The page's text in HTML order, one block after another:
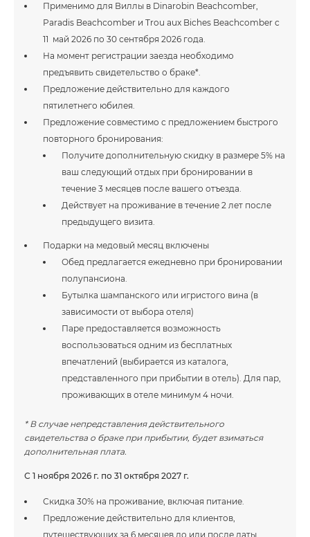
Применимо для Виллы в Dinarobin Beachcomber,
Paradis Beachcomber и Trou aux Biches Beachcomber с
11 май 2026 по 30 сентября 2026 года.
На момент регистрации заезда необходимо
предъявить свидетельство о браке*.
Предложение действительно для каждого
пятилетнего юбилея.
Предложение совместимо с предложением быстрого
повторного бронирования:
Получите дополнительную скидку в размере 5% на
ваш следующий отдых при бронировании в
течение 3 месяцев после вашего отъезда.
Действует на проживание в течение 2 лет после
предыдущего визита.
Подарки на медовый месяц включены
Обед предлагается ежедневно при бронировании
полупансиона.
Бутылка шампанского или игристого вина (в
зависимости от выбора отеля)
Паре предоставляется возможность
воспользоваться одним из бесплатных
впечатлений (выбирается из каталога,
представленного при прибытии в отель). Для пар,
проживающих в отеле минимум 4 ночи.
* В случае непредставления действительного
свидетельства о браке при прибытии, будет взиматься
дополнительная плата.
С 1 ноября 2026 г. по 31 октября 2027 г.
Скидка 30% на проживание, включая питание.
Предложение действительно для клиентов,
путешествующих за 6 месяцев до или после даты